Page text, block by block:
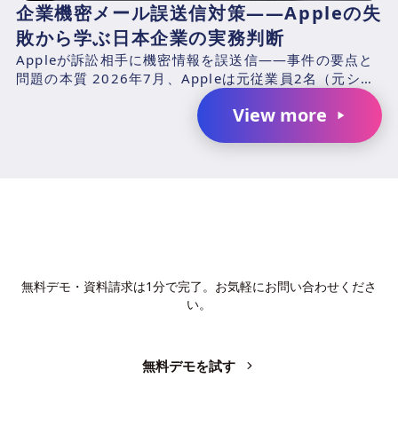
企業機密メール誤送信対策——Appleの失
敗から学ぶ日本企業の実務判断
Appleが訴訟相手に機密情報を誤送信——事件の要点と
問題の本質 2026年7月、Appleは元従業員2名（元シニ
アシステムズエンジニアのChang Liuおよ...
View more
無料デモ・資料請求は1分で完了。お気軽にお問い合わせくださ
い。
無料デモを試す